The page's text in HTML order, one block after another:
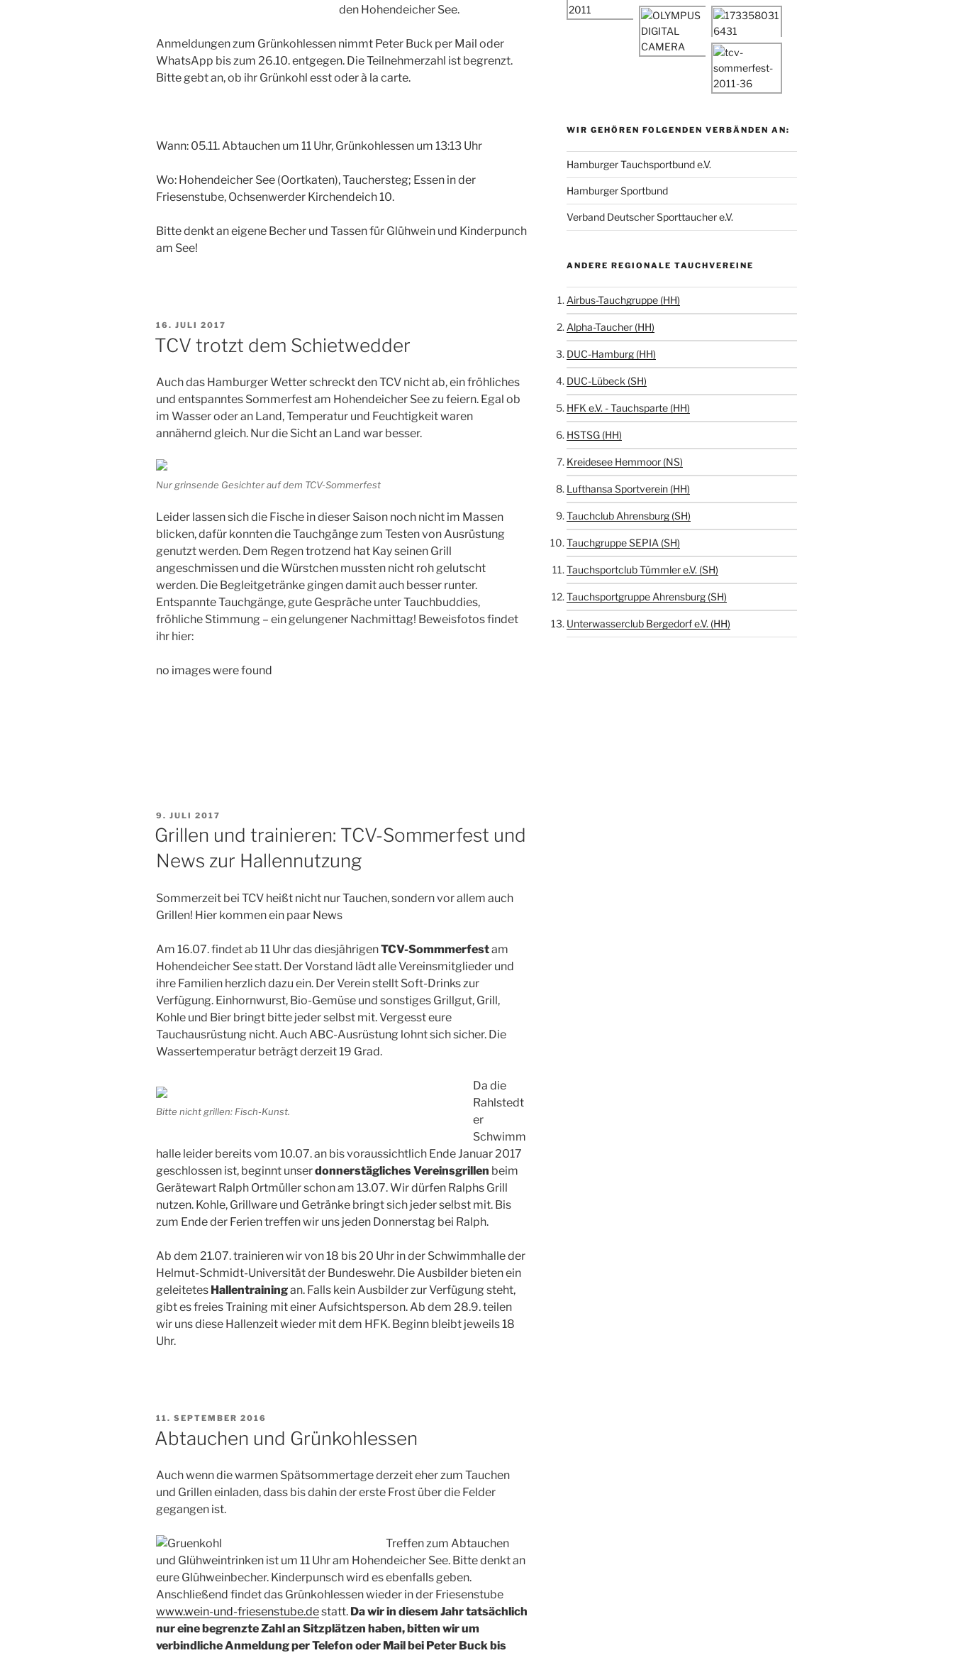
den Hohendeicher See.
Anmeldungen zum Grünkohlessen nimmt Peter Buck per Mail oder
WhatsApp bis zum 26.10. entgegen. Die Teilnehmerzahl ist begrenzt.
Bitte gebt an, ob ihr Grünkohl esst oder à la carte.
Wann: 05.11. Abtauchen um 11 Uhr, Grünkohlessen um 13:13 Uhr
Wo: Hohendeicher See (Oortkaten), Tauchersteg; Essen in der
Friesenstube, Ochsenwerder Kirchendeich 10.
Bitte denkt an eigene Becher und Tassen für Glühwein und Kinderpunch
am See!
VERÖFFENTLICHT
AM
16. JULI 2017
TCV trotzt dem Schietwedder
Auch das Hamburger Wetter schreckt den TCV nicht ab, ein fröhliches
und entspanntes Sommerfest am Hohendeicher See zu feiern. Egal ob
im Wasser oder an Land, Temperatur und Feuchtigkeit waren
annähernd gleich. Nur die Sicht an Land war besser.
Nur grinsende Gesichter auf dem TCV-Sommerfest
Leider lassen sich die Fische in dieser Saison noch nicht im Massen
blicken, dafür konnten die Tauchgänge zum Testen von Ausrüstung
genutzt werden. Dem Regen trotzend hat Kay seinen Grill
angeschmissen und die Würstchen mussten nicht roh gelutscht
werden. Die Begleitgetränke gingen damit auch besser runter.
Entspannte Tauchgänge, gute Gespräche unter Tauchbuddies,
fröhliche Stimmung – ein gelungener Nachmittag! Beweisfotos findet
ihr hier:
no images were found
VERÖFFENTLICHT
AM
9. JULI 2017
Grillen und trainieren: TCV-Sommerfest und
News zur Hallennutzung
Sommerzeit bei TCV heißt nicht nur Tauchen, sondern vor allem auch
Grillen! Hier kommen ein paar News
Am 16.07. findet ab 11 Uhr das diesjährigenTCV-Sommmerfestam
Hohendeicher See statt. Der Vorstand lädt alle Vereinsmitglieder und
ihre Familien herzlich dazu ein. Der Verein stellt Soft-Drinks zur
Verfügung. Einhornwurst, Bio-Gemüse und sonstiges Grillgut, Grill,
Kohle und Bier bringt bitte jeder selbst mit. Vergesst eure
Tauchausrüstung nicht. Auch ABC-Ausrüstung lohnt sich sicher. Die
Wassertemperatur beträgt derzeit 19 Grad.
Bitte nicht grillen: Fisch-Kunst.
Da die
Rahlstedt
er
Schwimm
halle leider bereits vom 10.07. an bis voraussichtlich Ende Januar 2017
geschlossen ist, beginnt unserdonnerstägliches Vereinsgrillen beim
Gerätewart Ralph Ortmüller schon am 13.07. Wir dürfen Ralphs Grill
nutzen. Kohle, Grillware und Getränke bringt sich jeder selbst mit. Bis
zum Ende der Ferien treffen wir uns jeden Donnerstag bei Ralph.
Ab dem 21.07. trainieren wir von 18 bis 20 Uhr in der Schwimmhalle der
Helmut-Schmidt-Universität der Bundeswehr. Die Ausbilder bieten ein
geleitetes Hallentrainingan. Falls kein Ausbilder zur Verfügung steht,
gibt es freies Training mit einer Aufsichtsperson. Ab dem 28.9. teilen
wir uns diese Hallenzeit wieder mit dem HFK. Beginn bleibt jeweils 18
Uhr.
VERÖFFENTLICHT
AM
11. SEPTEMBER 2016
Abtauchen und Grünkohlessen
Auch wenn die warmen Spätsommertage derzeit eher zum Tauchen
und Grillen einladen, dass bis dahin der erste Frost über die Felder
gegangen ist.
Treffen zum Abtauchen
und Glühweintrinken ist um 11 Uhr am Hohendeicher See. Bitte denkt an
eure Glühweinbecher. Kinderpunsch wird es ebenfalls geben.
Anschließend findet das Grünkohlessen wieder in der Friesenstube
www.wein-und-friesenstube.destatt. Da wir in diesem Jahr tatsächlich
nur eine begrenzte Zahl an Sitzplätzen haben, bitten wir um
verbindliche Anmeldung per Telefon oder Mail bei Peter Buck bis
WIR GEHÖREN FOLGENDEN VERBÄNDEN AN:
Hamburger Tauchsportbund e.V.
Hamburger Sportbund
Verband Deutscher Sporttaucher e.V.
ANDERE REGIONALE TAUCHVEREINE
Airbus-Tauchgruppe (HH)
Alpha-Taucher (HH)
DUC-Hamburg (HH)
DUC-Lübeck (SH)
HFK e.V. - Tauchsparte (HH)
HSTSG (HH)
Kreidesee Hemmoor (NS)
Lufthansa Sportverein (HH)
Tauchclub Ahrensburg (SH)
Tauchgruppe SEPIA (SH)
Tauchsportclub Tümmler e.V. (SH)
Tauchsportgruppe Ahrensburg (SH)
Unterwasserclub Bergedorf e.V. (HH)